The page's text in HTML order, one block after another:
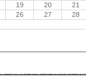
19 20 21
26 27 28